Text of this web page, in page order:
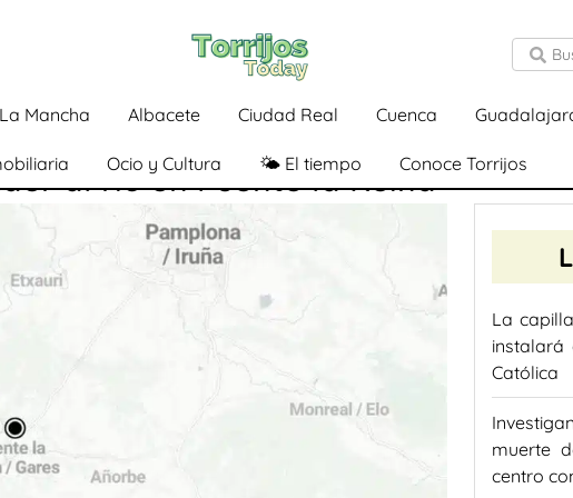
Mancha Albacete Ciudad Real Cuenca
Ocio y Cultura 🌤️ El tiempo Conoce Torrijos
al río en Puente la Reina
La
instalará
Católica
muerte
centro